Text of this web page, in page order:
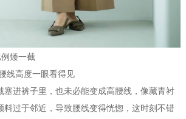
矮一截
线高度一眼看得见
塞进裤子里，也未必能变成高腰线，像藏青衬
料过于邻近，导致腰线变得恍惚，这时刻不错